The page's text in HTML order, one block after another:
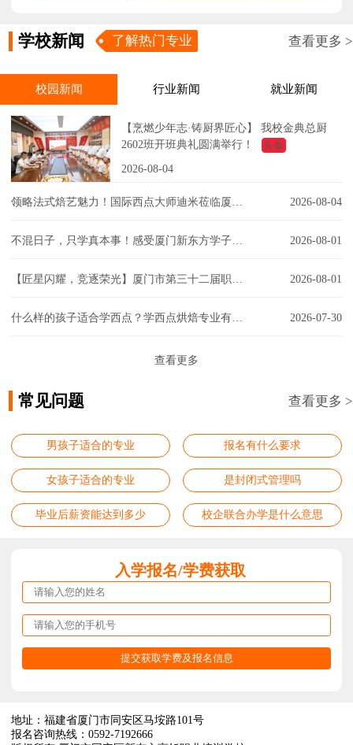
学校新闻 了解热门专业 查看更多 >
校园新闻 行业新闻 就业新闻
【烹燃少年志·铸厨界匠心】 我校金典总厨
2602班开班典礼圆满举行！
头条
2026-08-04
2026-08-04
2026-08-01
2026-08-01
2026-07-30
查看更多
常见问题 查看更多 >
男孩子适合的专业 报名有什么要求
女孩子适合的专业 是封闭式管理吗
毕业后薪资能达到多少 校企联合办学是什么意思
入学报名/学费获取
地址：福建省厦门市同安区马垵路101号
报名咨询热线：0592-7192666